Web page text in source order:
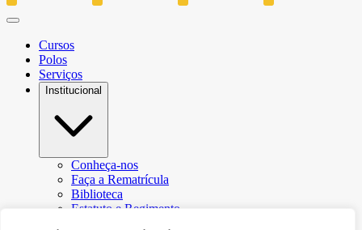
Cursos
Polos
Serviços
Institucional
Conheça-nos
Faça a Rematrícula
Biblioteca
Estatuto e Regimento